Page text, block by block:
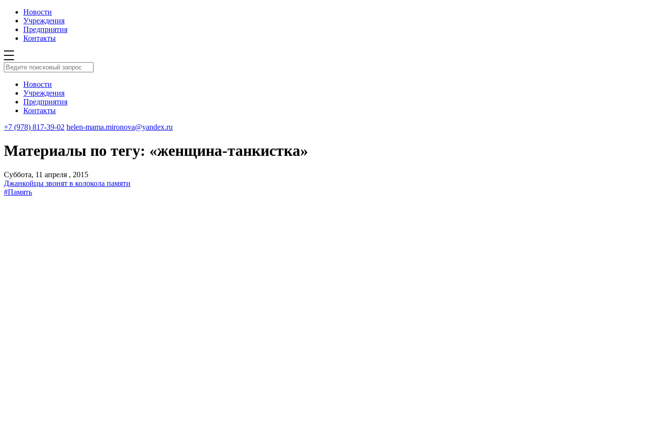
Новости
Учреждения
Предприятия
Контакты
Новости
Учреждения
Предприятия
Контакты
+7 (978) 817-39-02 helen-mama.mironova@yandex.ru
Материалы по тегу: «женщина-танкистка»
Суббота, 11 апреля , 2015
Джанкойцы звонят в колокола памяти
#Память